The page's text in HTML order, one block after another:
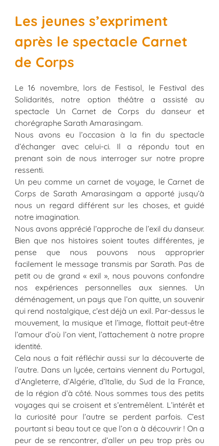
Les jeunes s’expriment
après le spectacle Carnet
de Corps
Le 16 novembre, lors de Festisol, le Festival des
Solidarités, notre option théâtre a assisté au
spectacle Un Carnet de Corps du danseur et
chorégraphe Sarath Amarasingam.
Nous avons eu l’occasion à la fin du spectacle
d’échanger avec celui-ci. Il a répondu tout en
prenant soin de nous interroger sur notre propre
ressenti.
Un peu comme un carnet de voyage, le Carnet de
Corps de Sarath Amarasingam a apporté jusqu’à
nous un regard différent sur les choses, et guidé
notre imagination.
Nous avons apprécié l’approche de l’exil du danseur.
Bien que nos histoires soient toutes différentes, je
pense que nous pouvons nous approprier
facilement le message transmis par Sarath. Pas de
petit ou de grand « exil », nous pouvons confondre
nos expériences personnelles aux siennes. Un
déménagement, un pays que l’on quitte, un souvenir
qui rend nostalgique, c’est déjà un exil. Par-dessus le
mouvement, la musique et l’image, flottait peut-être
l’amour d’où l’on vient, l’attachement à notre propre
identité.
Cela nous a fait réfléchir aussi sur la découverte de
l’autre. Dans un lycée, certains viennent du Portugal,
d’Angleterre, d’Algérie, d’Italie, du Sud de la France,
de la région d’à côté. Nous sommes tous des petits
voyages qui se croisent et s’entremêlent. L’intérêt et
la curiosité pour l’autre se perdent parfois. C’est
pourtant si beau tout ce que l’on a à découvrir ! On a
peur de se rencontrer, d’aller un peu trop près ou